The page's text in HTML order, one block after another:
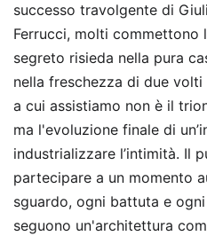
successo travolgente di
Ferrucci, molti commettono
segreto risieda nella pura
nella freschezza di due
a cui assistiamo non è il
ma l'evoluzione finale di
industrializzare l’intimità. Il
partecipare a un momento
sguardo, ogni battuta e
seguono un'architettura